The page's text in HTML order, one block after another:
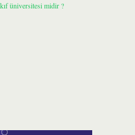
üniversitesi midir ?